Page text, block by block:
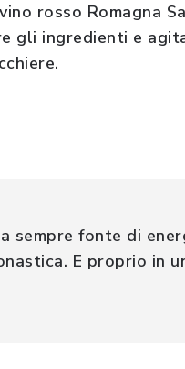
rosso Romagna
gli ingredienti e
sempre fonte di
E proprio in